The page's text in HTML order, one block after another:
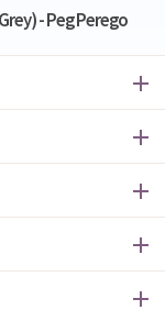
- Peg Perego